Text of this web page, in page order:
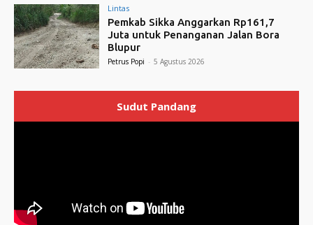
Lintas
Pemkab Sikka Anggarkan Rp161,7
Juta untuk Penanganan Jalan Bora
Blupur
Petrus Popi - 5 Agustus 2026
Sudut Pandang